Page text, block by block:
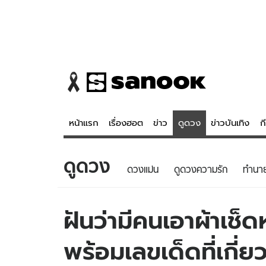
หน้าแรก เรื่องฮอต ข่าว ดูดวง ข่าวบันเทิง
ข่าว
ข่าวบันเทิง
ข่าวกีฬา
ดูดวง -
สถิติหวยไทย
หวยลาว
ดูดวง ดวงแม่น ดูดวงความรัก ทํานา
ฝันว่ามีคนเอาผ้าเช็
พร้อมเลขเด็ดที่เกี่